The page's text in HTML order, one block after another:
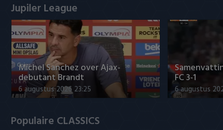
Jupiler League
Míchel Sanchez over Ajax-
debutant Brandt
6 augustus 2026 23:25
FC 3-1
6 augustus
Populaire CLASSICS